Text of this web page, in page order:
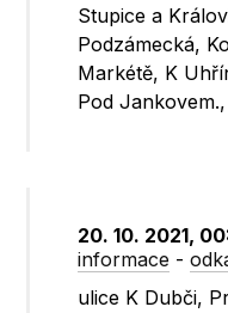
Stupice a
Podzámecká,
Markétě, K
Pod
20. 10. 2021,
informace -
ulice K Dubči,